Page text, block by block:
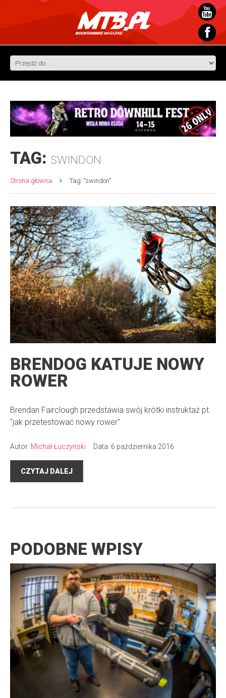
TAG: SWINDON
Strona główna Tag: "swindon"
BRENDOG KATUJE NOWY
ROWER
Brendan Fairclough przedstawia swój krótki instruktaż pt.
"jak przetestować nowy rower"
Autor: Michał Łuczyński Data: 6 października 2016
CZYTAJ DALEJ
PODOBNE WPISY